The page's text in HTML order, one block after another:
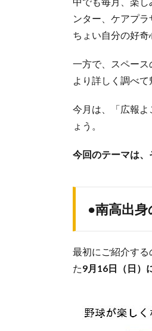
ンター、ケアプ
ちょい自分の好奇
一方で、スペー
より詳しく調べて
今月は、「広報
ょう。
今回のテーマは
●南高出
最初にご紹介する
た9月16日（日）